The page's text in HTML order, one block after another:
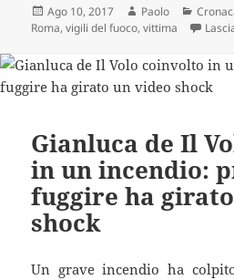
Scritto
il
Ago 10, 2017 Autore
Paolo
Roma,vigili del fuoco,vittima
Gianluca de Il
in un incendio:
fuggire ha
shock
Un grave incendio ha